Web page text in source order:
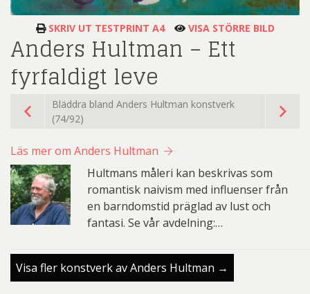
SKRIV UT TESTPRINT A4 VISA STÖRRE BILD
Anders Hultman – Ett
fyrfaldigt leve
Bläddra bland Anders Hultman konstverk
(74/92)
Läs mer om Anders Hultman
Hultmans måleri kan beskrivas som
romantisk naivism med influenser från
en barndomstid präglad av lust och
fantasi. Se vår avdelning:…
Visa fler konstverk av Anders Hultman →